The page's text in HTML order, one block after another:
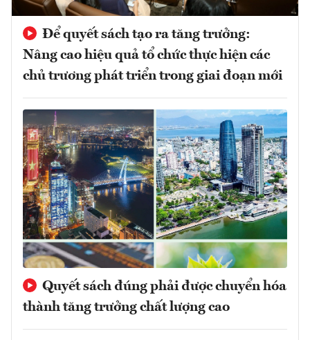
Để quyết sách tạo ra tăng trưởng:
Nâng cao hiệu quả tổ chức thực hiện các
chủ trương phát triển trong giai đoạn mới
Quyết sách đúng phải được chuyển hóa
thành tăng trưởng chất lượng cao